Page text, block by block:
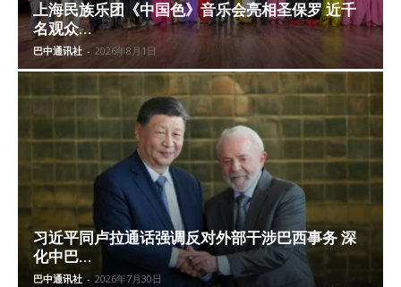
上海民族乐团《中国色》音乐会亮相圣保罗 近千
名观众...
巴中通讯社 - 2026年8月1日
习近平同卢拉通话强调反对外部干涉巴西事务 深
化中巴...
巴中通讯社 - 2026年7月30日